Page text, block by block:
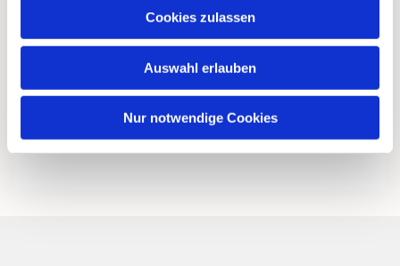
Cookies zulassen
Auswahl erlauben
Nur notwendige Cookies